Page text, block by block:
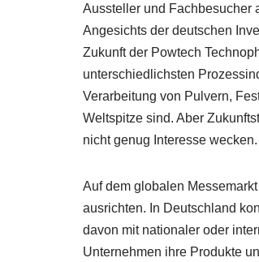
Aussteller und Fachbesucher
Angesichts der deutschen
Zukunft der Powtech
unterschiedlichsten
Verarbeitung von Pulvern,
Weltspitze sind. Aber
nicht genug Interesse wecken.
Auf dem globalen
ausrichten. In Deutschland
davon mit nationaler oder
Unternehmen ihre Produkte